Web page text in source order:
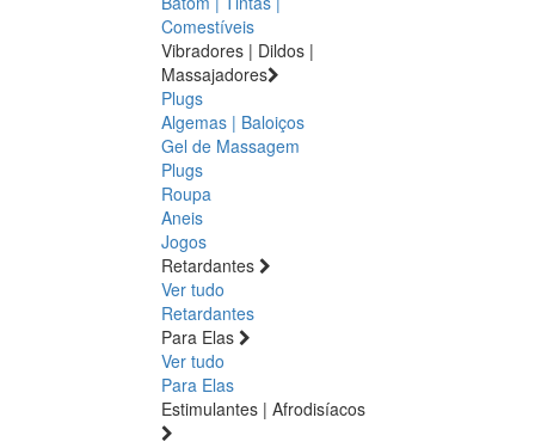
Comestíveis
Vibradores | Dildos |
Massajadores
Plugs
Algemas | Baloiços
Gel de Massagem
Plugs
Roupa
Aneis
Jogos
Retardantes
Ver tudo
Retardantes
Para Elas
Ver tudo
Para Elas
Estimulantes | Afrodisíacos